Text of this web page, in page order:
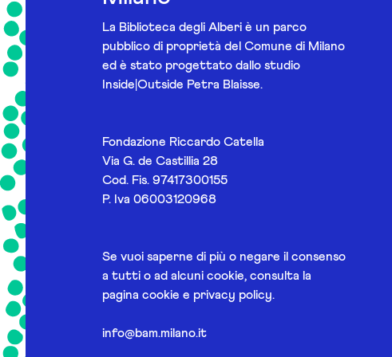
La Biblioteca degli Alberi è un parco
pubblico di proprietà del Comune di Milano
ed è stato progettato dallo studio
Inside|Outside Petra Blaisse.
Fondazione Riccardo Catella
Via G. de Castillia 28
Cod. Fis. 97417300155
P. Iva 06003120968
Se vuoi saperne di più o negare il consenso
a tutti o ad alcuni cookie, consulta la
pagina cookie e privacy policy.
info@bam.milano.it